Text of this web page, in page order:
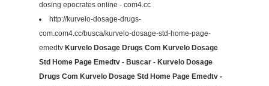
dosing epocrates online - com4.cc
http://kurvelo-dosage-drugs-
com.com4.cc/busca/kurvelo-dosage-std-home-page-
emedtv Kurvelo Dosage Drugs Com Kurvelo Dosage
Std Home Page Emedtv - Buscar - Kurvelo Dosage
Drugs Com Kurvelo Dosage Std Home Page Emedtv -